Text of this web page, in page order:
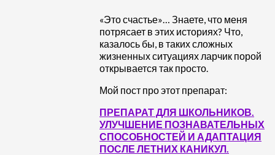
«Это счастье»… Знаете, что меня
потрясает в этих историях? Что,
казалось бы, в таких сложных
жизненных ситуациях ларчик порой
открывается так просто.
Мой пост про этот препарат:
ПРЕПАРАТ ДЛЯ ШКОЛЬНИКОВ.
УЛУЧШЕНИЕ ПОЗНАВАТЕЛЬНЫХ
СПОСОБНОСТЕЙ И АДАПТАЦИЯ
ПОСЛЕ ЛЕТНИХ КАНИКУЛ.